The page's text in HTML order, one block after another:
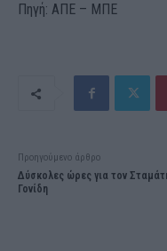
Πηγή: ΑΠΕ – ΜΠΕ
Προηγούμενο άρθρο
Δύσκολες ώρες για τον
Γονίδη